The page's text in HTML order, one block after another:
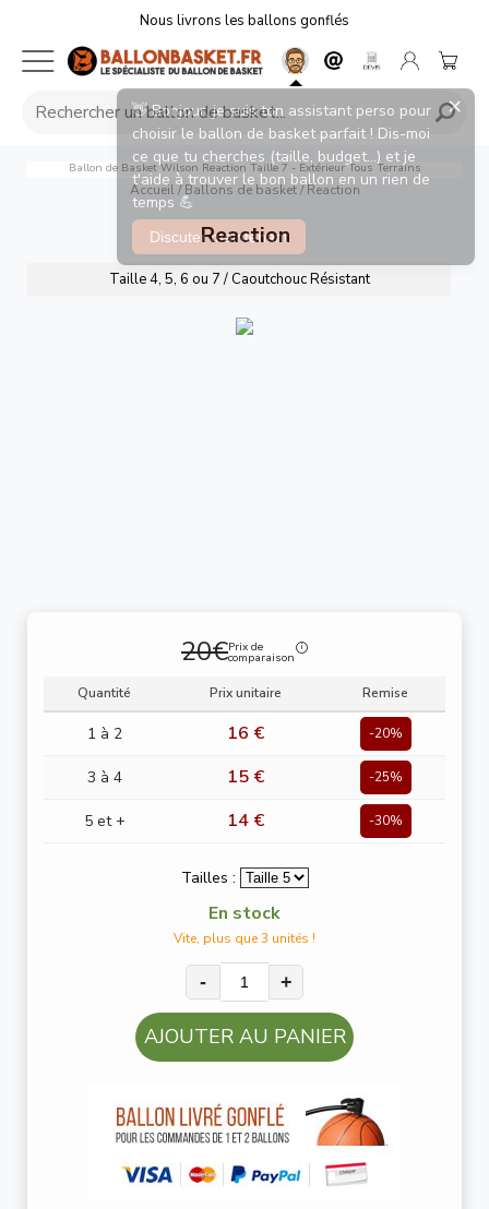
Nous livrons les ballons gonflés
Ballon de Basket Wilson Reaction Taille 7 - Extérieur Tous Terrains
Accueil/ Ballons de basket/Reaction
Reaction
Taille 4, 5, 6 ou 7 / Caoutchouc Résistant
20€Prix de
comparaison
Quantité Prix unitaire Remise
1 à 2 16 € -20%
3 à 4 15 € -25%
5 et + 14 € -30%
Tailles :
En stock
Vite, plus que 3 unités !
- +
AJOUTER AU PANIER
👋 Bonjour, je suis ton assistant perso pour
choisir le ballon de basket parfait ! Dis-moi
ce que tu cherches (taille, budget...) et je
t'aide à trouver le bon ballon en un rien de
temps 💪
Discuter maintenant
×